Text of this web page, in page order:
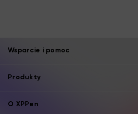
Wsparcie i pomoc
Produkty
O XPPen